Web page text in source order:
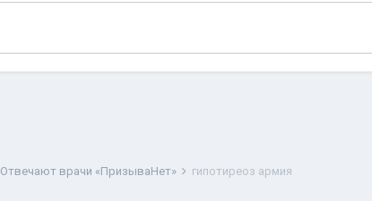
Отвечают врачи «ПризываНет» гипотиреоз армия